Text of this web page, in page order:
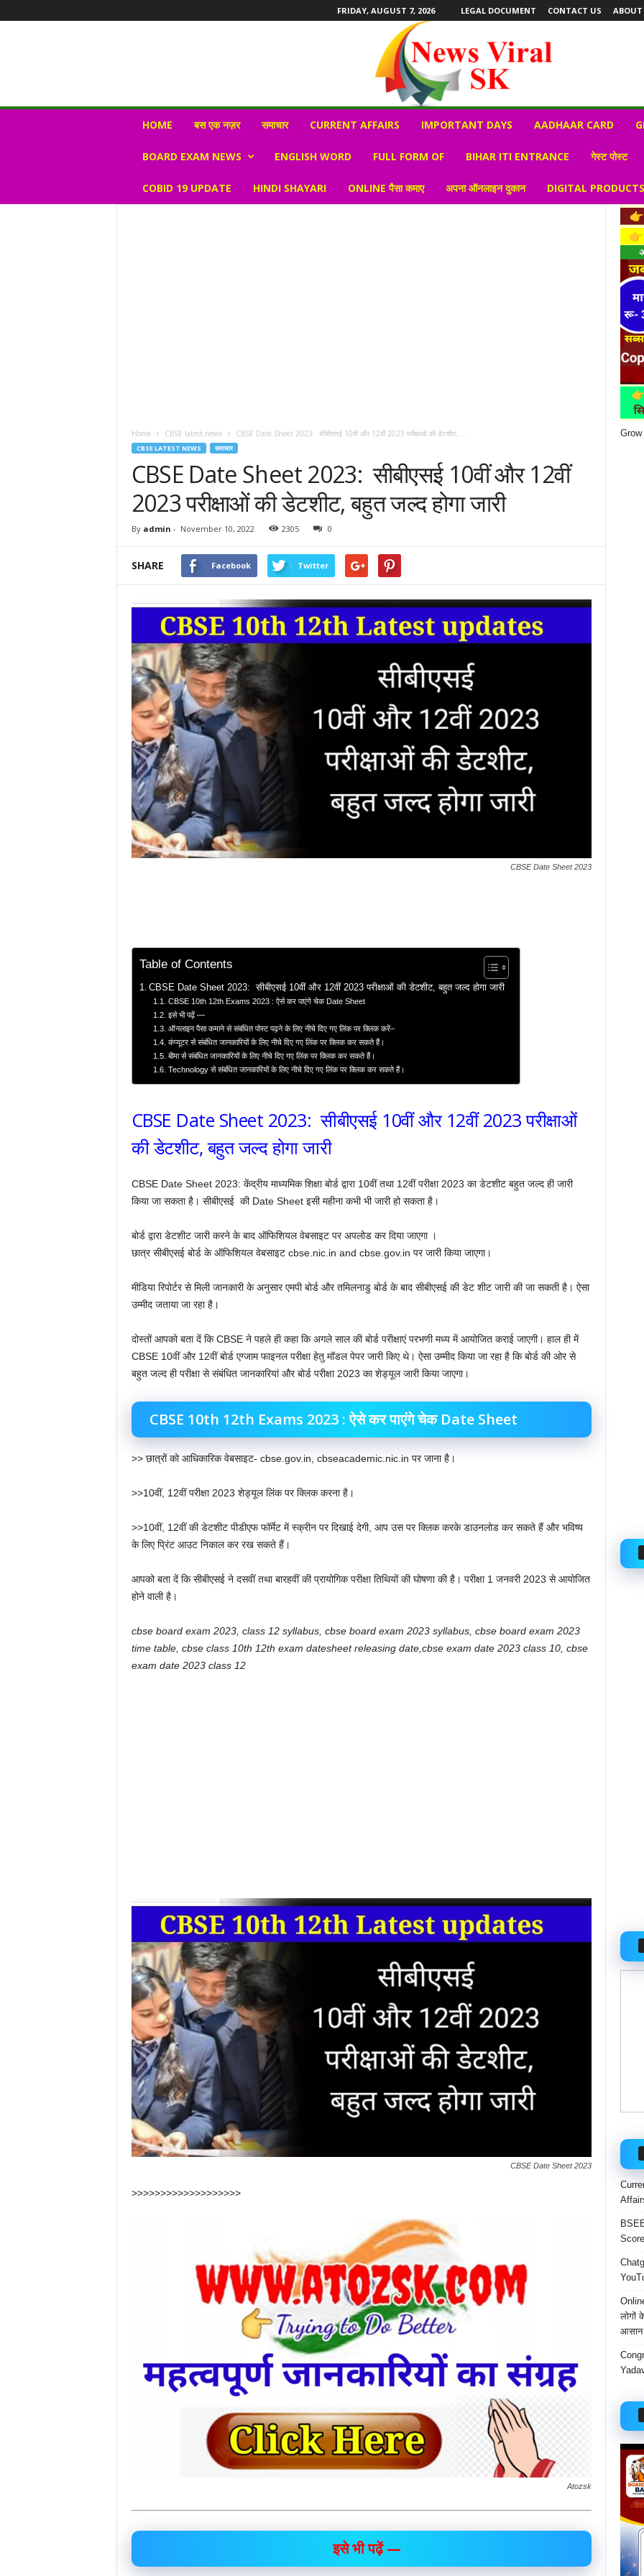
FRIDAY, AUGUST 7, 2026 LEGAL DOCUMENT CONTACT US ABOUT
r
HOME बस एक नज़र समाचार CURRENT AFFAIRS IMPORTANT DAYS AADHAAR CARD
BOARD EXAM NEWS ENGLISH WORD FULL FORM OF BIHAR ITI ENTRANCE गेस्ट पोस्ट
COBID 19 UPDATE HINDI SHAYARI ONLINE पैसा कमाए अपना ऑनलाइन दुकान DIGITAL
Home CBSE latest news CBSE Date Sheet 2023: सीबीएसई 10वीं और 12वीं 2023 परीक्षाओं की डेटशीट,...
CBSE LATEST NEWS समाचार
CBSE Date Sheet 2023: सीबीएसई 10वीं और 12वीं
2023 परीक्षाओं की डेटशीट, बहुत जल्द होगा जारी
By admin - November 10, 2022 2305 0
SHARE Facebook Twitter
CBSE Date Sheet 2023
Table of Contents
CBSE Date Sheet 2023: सीबीएसई 10वीं और 12वीं 2023 परीक्षाओं की डेटशीट, बहुत जल्द होगा जारी
CBSE 10th 12th Exams 2023 : ऐसे कर पाएंगे चेक Date Sheet
इसे भी पढ़ें —
ऑनलाइन पैसा कमाने से संबंधित पोस्ट पढ़ने के लिए नीचे दिए गए लिंक पर क्लिक करें–
कंप्यूटर से संबंधित जानकारियों के लिए नीचे दिए गए लिंक पर क्लिक कर सकते हैं।
बीमा से संबंधित जानकारियों के लिए नीचे दिए गए लिंक पर क्लिक कर सकते हैं।
Technology से संबंधित जानकारियों के लिए नीचे दिए गए लिंक पर क्लिक कर सकते हैं।
CBSE Date Sheet 2023: सीबीएसई 10वीं और 12वीं 2023 परीक्षाओं
की डेटशीट, बहुत जल्द होगा जारी
CBSE Date Sheet 2023: केंद्रीय माध्यमिक शिक्षा बोर्ड द्वारा 10वीं तथा 12वीं परीक्षा 2023 का डेटशीट बहुत जल्द ही जारी
किया जा सकता है। सीबीएसई की Date Sheet इसी महीना कभी भी जारी हो सकता है।
बोर्ड द्वारा डेटशीट जारी करने के बाद ऑफिशियल वेबसाइट पर अपलोड कर दिया जाएगा ।
छात्र सीबीएसई बोर्ड के ऑफिशियल वेबसाइट cbse.nic.in and cbse.gov.in पर जारी किया जाएगा।
मीडिया रिपोर्टर से मिली जानकारी के अनुसार एमपी बोर्ड और तमिलनाडु बोर्ड के बाद सीबीएसई की डेट शीट जारी की जा सकती है। ऐसा
उम्मीद जताया जा रहा है।
दोस्तों आपको बता दें कि CBSE ने पहले ही कहा कि अगले साल की बोर्ड परीक्षाएं परभणी मध्य में आयोजित कराई जाएगी। हाल ही में
CBSE 10वीं और 12वीं बोर्ड एग्जाम फाइनल परीक्षा हेतु मॉडल पेपर जारी किए थे। ऐसा उम्मीद किया जा रहा है कि बोर्ड की ओर से
बहुत जल्द ही परीक्षा से संबंधित जानकारियां और बोर्ड परीक्षा 2023 का शेड्यूल जारी किया जाएगा।
CBSE 10th 12th Exams 2023 : ऐसे कर पाएंगे चेक Date Sheet
>> छात्रों को आधिकारिक वेबसाइट- cbse.gov.in, cbseacademic.nic.in पर जाना है।
>>10वीं, 12वीं परीक्षा 2023 शेड्यूल लिंक पर क्लिक करना है।
>>10वीं, 12वीं की डेटशीट पीडीएफ फॉर्मेट में स्क्रीन पर दिखाई देगी, आप उस पर क्लिक करके डाउनलोड कर सकते हैं और भविष्य
के लिए प्रिंट आउट निकाल कर रख सकते हैं।
आपको बता दें कि सीबीएसई ने दसवीं तथा बारहवीं की प्रायोगिक परीक्षा तिथियों की घोषणा की है। परीक्षा 1 जनवरी 2023 से आयोजित
होने वाली है।
cbse board exam 2023, class 12 syllabus, cbse board exam 2023 syllabus, cbse board exam 2023
time table, cbse class 10th 12th exam datesheet releasing date,cbse exam date 2023 class 10, cbse
exam date 2023 class 12
CBSE Date Sheet 2023
>>>>>>>>>>>>>>>>>>>
Atozsk
इसे भी पढ़ें —
लोगों
आसान